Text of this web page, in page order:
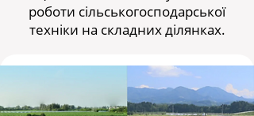
роботи сільськогосподарської
техніки на складних ділянках.